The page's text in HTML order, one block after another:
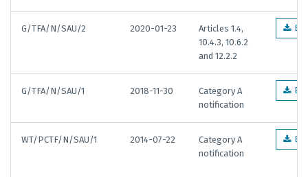
G/TFA/N/SAU/2 2020-01-23
Articles 1.4,
10.4.3, 10.6.2
and 12.2.2
EN
G/TFA/N/SAU/1 2018-11-30
Category A
notification
EN
WT/PCTF/N/SAU/1 2014-07-22
Category A
notification
EN